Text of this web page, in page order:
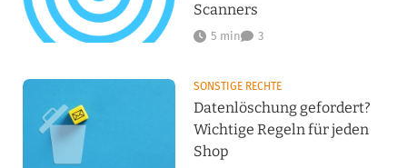
Scanners
5 min 3
SONSTIGE RECHTE
Datenlöschung gefordert?
Wichtige Regeln für jeden
Shop